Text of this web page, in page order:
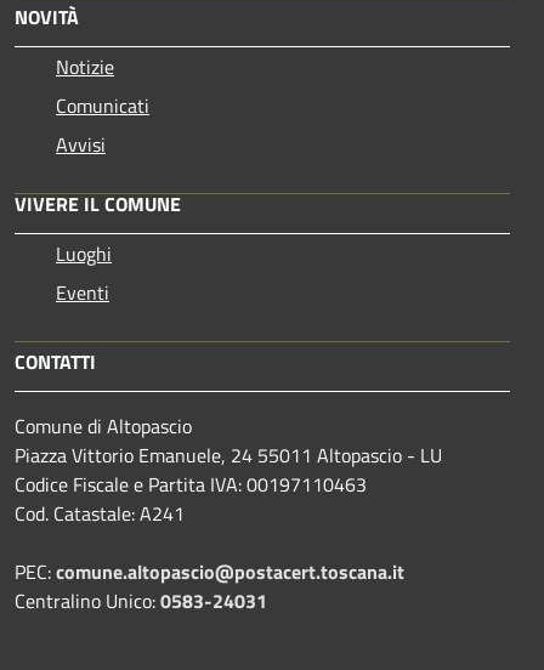
NOVITÀ
Notizie
Comunicati
Avvisi
VIVERE IL COMUNE
Luoghi
Eventi
CONTATTI
Comune di Altopascio
Piazza Vittorio Emanuele, 24 55011 Altopascio - LU
Codice Fiscale e Partita IVA: 00197110463
Cod. Catastale: A241
PEC:comune.altopascio@postacert.toscana.it
Centralino Unico:0583-24031